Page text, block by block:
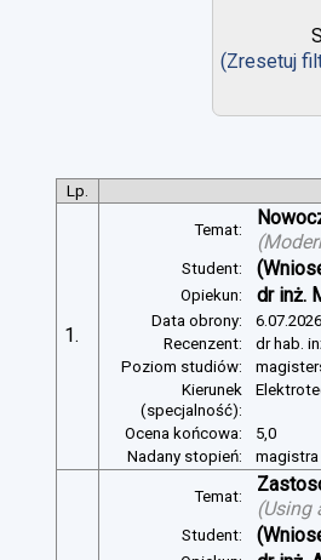
(Zresetuj
Lp.
1.
Temat:
(
Student:
Opiekun: dr inż.
Data obrony:
6.07.2026
Recenzent:
dr hab.
Poziom studiów:
Kierunek
(specjalność):
Ocena końcowa:
5,0
Nadany stopień:
magistra
Temat:
(Using
Student: